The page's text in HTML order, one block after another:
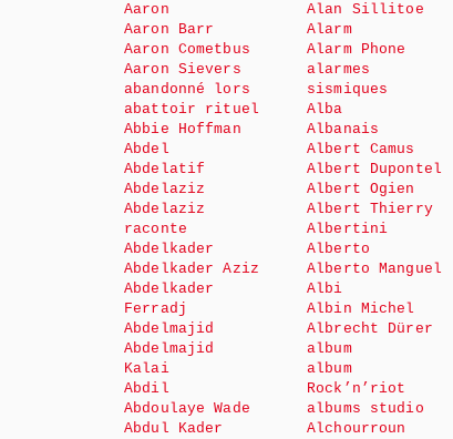
Aaron
Aaron Barr
Aaron Cometbus
Aaron Sievers
abandonné lors
abattoir rituel
Abbie Hoffman
Abdel
Abdelatif
Abdelaziz
Abdelaziz
raconte
Abdelkader
Abdelkader Aziz
Abdelkader
Ferradj
Abdelmajid
Abdelmajid
Kalai
Abdil
Abdoulaye Wade
Abdul Kader
Alan Sillitoe
Alarm
Alarm Phone
alarmes
sismiques
Alba
Albanais
Albert Camus
Albert Dupontel
Albert Ogien
Albert Thierry
Albertini
Alberto
Alberto Manguel
Albi
Albin Michel
Albrecht Dürer
album
album
Rock’n’riot
albums studio
Alchourroun